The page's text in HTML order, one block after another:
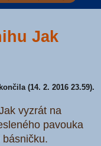
Jak
(14. 2. 2016 23.59).
vyzrát na
pavouka